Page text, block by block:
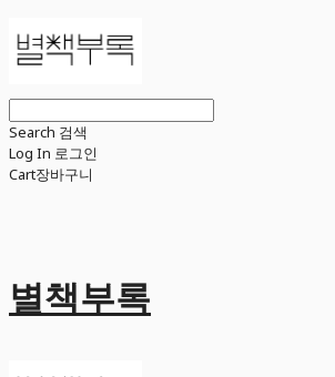
Search 검색
Log In 로그인
Cart장바구니
별책부록